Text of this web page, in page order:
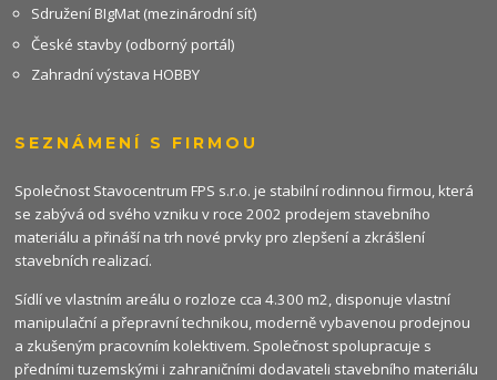
Sdružení BIgMat (mezinárodní síť)
České stavby (odborný portál)
Zahradní výstava HOBBY
SEZNÁMENÍ S FIRMOU
Společnost Stavocentrum FPS s.r.o. je stabilní rodinnou firmou, která
se zabývá od svého vzniku v roce 2002 prodejem stavebního
materiálu a přináší na trh nové prvky pro zlepšení a zkrášlení
stavebních realizací.
Sídlí ve vlastním areálu o rozloze cca 4.300 m2, disponuje vlastní
manipulační a přepravní technikou, moderně vybavenou prodejnou
a zkušeným pracovním kolektivem. Společnost spolupracuje s
předními tuzemskými i zahraničními dodavateli stavebního materiálu